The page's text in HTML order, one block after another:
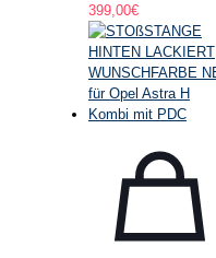
399,00€